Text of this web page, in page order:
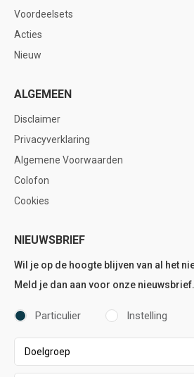
Voordeelsets
Acties
Nieuw
ALGEMEEN
Disclaimer
Privacyverklaring
Algemene Voorwaarden
Colofon
Cookies
NIEUWSBRIEF
Wil je op de hoogte blijven van al het
Meld je dan aan voor onze nieuwsbrief.
Particulier Instelling